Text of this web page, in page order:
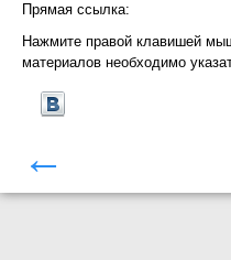
Прямая ссылка:
Нажмите правой клавишей
материалов необходимо
←